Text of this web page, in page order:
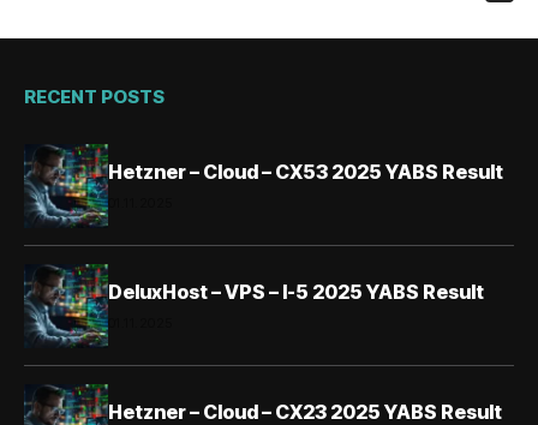
RECENT POSTS
Hetzner – Cloud – CX53 2025 YABS Result
DeluxHost – VPS – I-5 2025 YABS Result
Hetzner – Cloud – CX23 2025 YABS Result